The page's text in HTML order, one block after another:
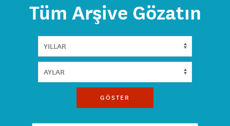
Tüm Arşive Gözatın
GÖSTER